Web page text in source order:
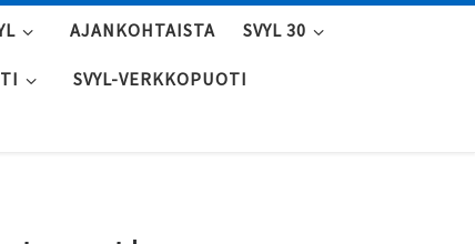
AJANKOHTAISTA SVYL 30
SVYL-VERKKOPUOTI